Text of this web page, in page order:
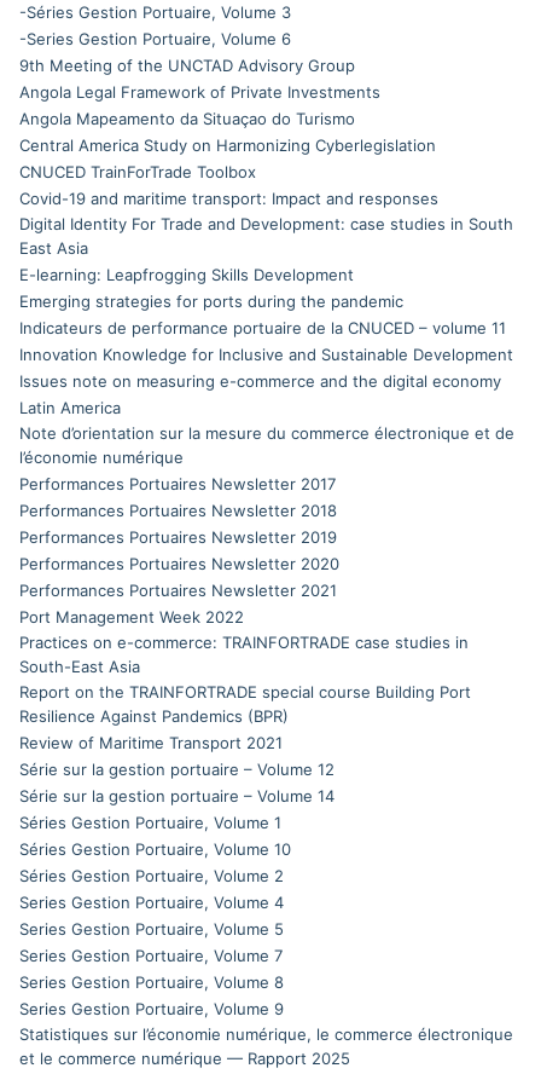
-Séries Gestion Portuaire, Volume 3
-Series Gestion Portuaire, Volume 6
9th Meeting of the UNCTAD Advisory Group
Angola Legal Framework of Private Investments
Angola Mapeamento da Situaçao do Turismo
Central America Study on Harmonizing Cyberlegislation
CNUCED TrainForTrade Toolbox
Covid-19 and maritime transport: Impact and responses
Digital Identity For Trade and Development: case studies in South
East Asia
E-learning: Leapfrogging Skills Development
Emerging strategies for ports during the pandemic
Indicateurs de performance portuaire de la CNUCED – volume 11
Innovation Knowledge for Inclusive and Sustainable Development
Issues note on measuring e-commerce and the digital economy
Latin America
Note d’orientation sur la mesure du commerce électronique et de
l’économie numérique
Performances Portuaires Newsletter 2017
Performances Portuaires Newsletter 2018
Performances Portuaires Newsletter 2019
Performances Portuaires Newsletter 2020
Performances Portuaires Newsletter 2021
Port Management Week 2022
Practices on e-commerce: TRAINFORTRADE case studies in
South-East Asia
Report on the TRAINFORTRADE special course Building Port
Resilience Against Pandemics (BPR)
Review of Maritime Transport 2021
Série sur la gestion portuaire – Volume 12
Série sur la gestion portuaire – Volume 14
Séries Gestion Portuaire, Volume 1
Séries Gestion Portuaire, Volume 10
Séries Gestion Portuaire, Volume 2
Series Gestion Portuaire, Volume 4
Series Gestion Portuaire, Volume 5
Series Gestion Portuaire, Volume 7
Series Gestion Portuaire, Volume 8
Series Gestion Portuaire, Volume 9
Statistiques sur l’économie numérique, le commerce électronique
et le commerce numérique — Rapport 2025